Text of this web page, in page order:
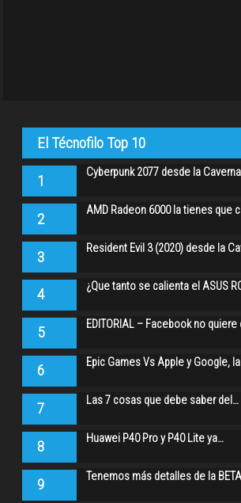
El Técnofilo Top 10
1 Cyberpunk 2077 desde la
2 AMD Radeon 6000 la tienes que
3 Resident Evil 3 (2020) desde la
4 ¿Que tanto se calienta el ASUS
5 EDITORIAL – Facebook no quiere
6 Epic Games Vs Apple y Google,
7 Las 7 cosas que debe saber del…
8 Huawei P40 Pro y P40 Lite ya…
9 Tenemos más detalles de la